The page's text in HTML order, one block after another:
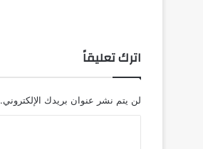
اترك تعليقاً
لن يتم نشر عنوان بريدك الإلكتروني.